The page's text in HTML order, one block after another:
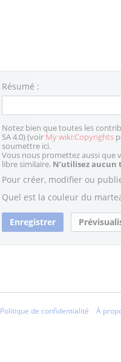
Résumé :
Notez bien que toutes les
SA 4.0) (voir My wiki:Copyrights
soumettre ici.
Vous nous promettez aussi que
libre similaire. N’utilisez aucun
Pour créer, modifier ou
Quel est la couleur du
Politique de confidentialité À